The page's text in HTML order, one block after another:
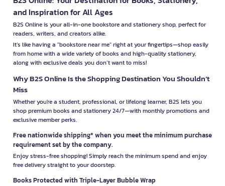
and Inspiration for All Ages
B2S Online is your all-in-one bookstore and stationery shop, perfect for
readers, writers, and creators alike.
It’s like having a "bookstore near me" right at your fingertips—shop easily
from home with a wide variety of books and high-quality stationery,
along with exclusive deals you don’t want to miss!
Why B2S Online Is the Shopping Destination You Shouldn’t
Miss
Whether you're a student, professional, or lifelong learner, B2S lets you
shop premium books and stationery 24/7—with monthly promotions and
exclusive member perks.
Free nationwide shipping* when you meet the minimum purchase
requirement set by the company.
Enjoy stress-free shopping! Simply reach the minimum spend and enjoy
free delivery straight to your doorstep.
Books Protected with Triple-Layer Bubble Wrap